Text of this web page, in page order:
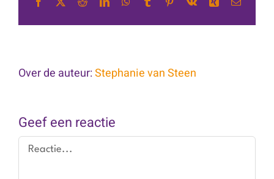
Over de auteur:Stephanie van Steen
Geef een reactie
Reactie